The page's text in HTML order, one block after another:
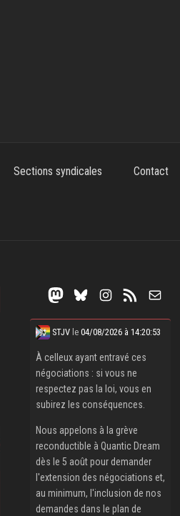
Sections syndicales Contact
Mastodon Bluesky Instagram Flux RSS E-mail
STJV le04/08/2026 à 14:20:53
À celleux ayant entravé ces
négociations : si vous ne
respectez pas la loi, vous en
subirez les conséquences.
Nous appelons à la grève
reconductible à Quantic Dream
dès le 5 août pour demander
l'extension des négociations et,
au minimum, l'inclusion de nos
demandes dans le plan de